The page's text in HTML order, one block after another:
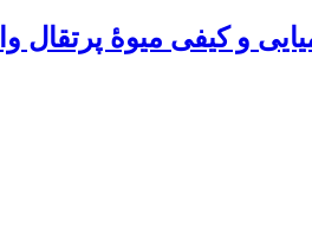
و کیفی میوۀ پرتقال